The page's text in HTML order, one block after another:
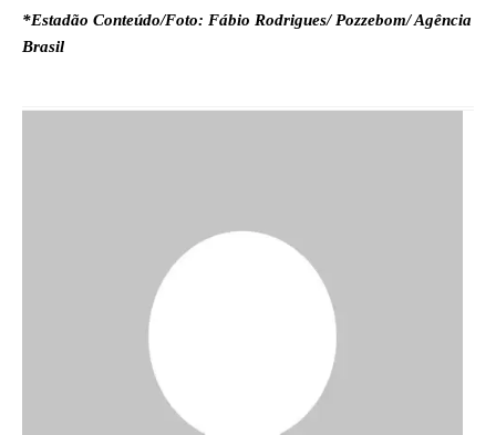
*Estadão Conteúdo/Foto: Fábio Rodrigues/ Pozzebom/ Agência
Brasil